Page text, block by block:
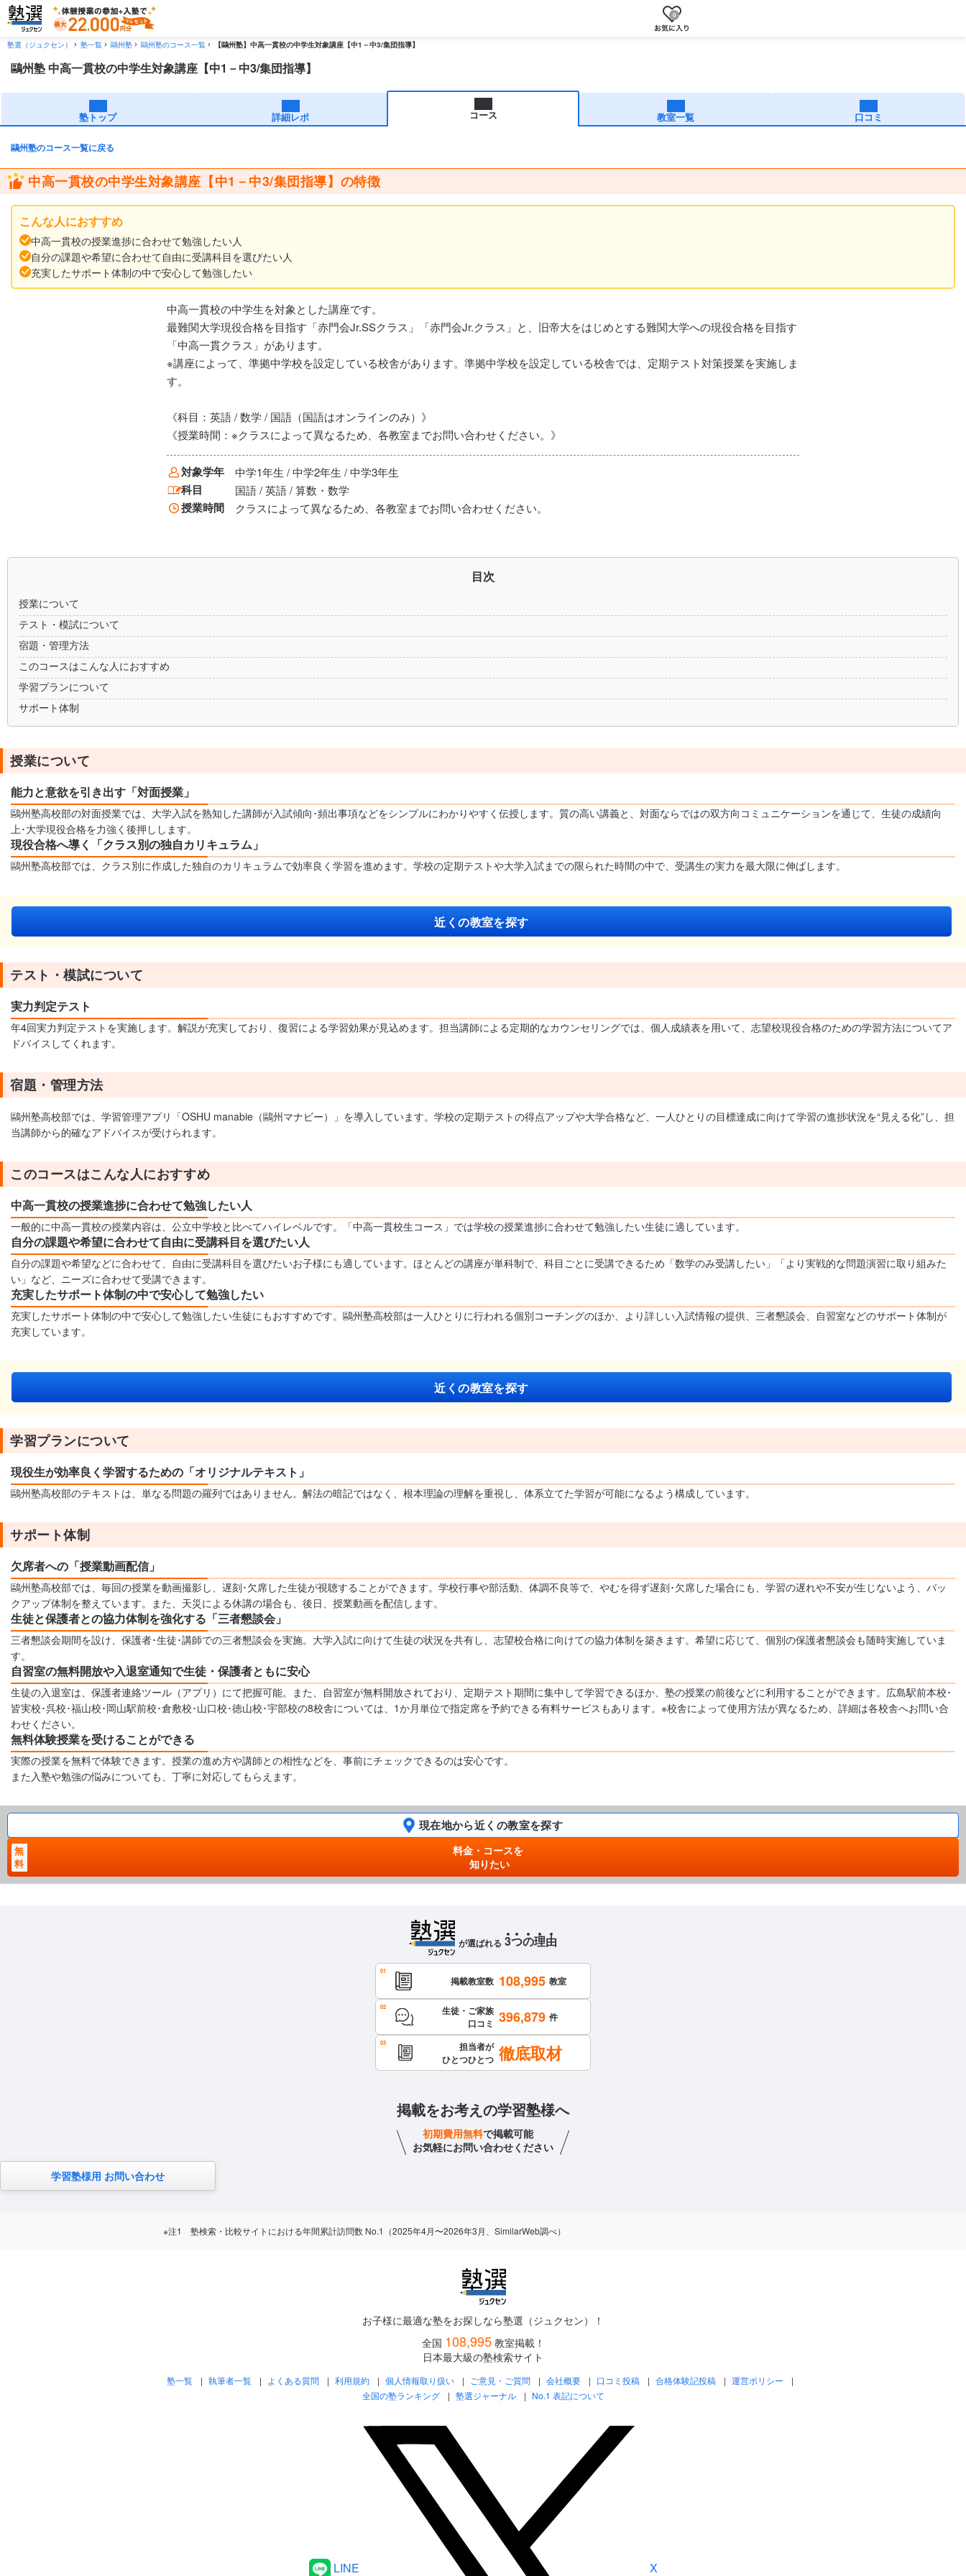
0
塾選（ジュクセン） 塾一覧 鷗州塾 鷗州塾のコース一覧 【鷗州塾】中高一貫校の中学生対象講座【中1－中3/集団指導】
鷗州塾 中高一貫校の中学生対象講座【中1－中3/集団指導】
塾トップ 詳細レポ コース 教室一覧 口コミ
鷗州塾のコース一覧に戻る
中高一貫校の中学生対象講座【中1－中3/集団指導】の特徴
こんな人におすすめ
中高一貫校の授業進捗に合わせて勉強したい人
自分の課題や希望に合わせて自由に受講科目を選びたい人
充実したサポート体制の中で安心して勉強したい
中高一貫校の中学生を対象とした講座です。
最難関大学現役合格を目指す「赤門会Jr.SSクラス」「赤門会Jr.クラス」と、旧帝大をはじめとする難関大学への現役合格を目指す
「中高一貫クラス」があります。
※講座によって、準拠中学校を設定している校舎があります。準拠中学校を設定している校舎では、定期テスト対策授業を実施しま
す。
《科目：英語 / 数学 / 国語（国語はオンラインのみ）》
《授業時間：※クラスによって異なるため、各教室までお問い合わせください。》
対象学年 中学1年生 / 中学2年生 / 中学3年生
科目 国語 / 英語 / 算数・数学
授業時間 クラスによって異なるため、各教室までお問い合わせください。
目次
授業について
テスト・模試について
宿題・管理方法
このコースはこんな人におすすめ
学習プランについて
サポート体制
授業について
能力と意欲を引き出す「対面授業」
鷗州塾高校部の対面授業では、大学入試を熟知した講師が入試傾向･頻出事項などをシンプルにわかりやすく伝授します。質の高い講義と、対面ならではの双方向コミュニケーションを通じて、生徒の成績向
上･大学現役合格を力強く後押しします。
現役合格へ導く「クラス別の独自カリキュラム」
鷗州塾高校部では、クラス別に作成した独自のカリキュラムで効率良く学習を進めます。学校の定期テストや大学入試までの限られた時間の中で、受講生の実力を最大限に伸ばします。
近くの教室を探す
テスト・模試について
実力判定テスト
年4回実力判定テストを実施します。解説が充実しており、復習による学習効果が見込めます。担当講師による定期的なカウンセリングでは、個人成績表を用いて、志望校現役合格のための学習方法についてア
ドバイスしてくれます。
宿題・管理方法
鷗州塾高校部では、学習管理アプリ「OSHU manabie（鷗州マナビー）」を導入しています。学校の定期テストの得点アップや大学合格など、一人ひとりの目標達成に向けて学習の進捗状況を“見える化”し、担
当講師から的確なアドバイスが受けられます。
このコースはこんな人におすすめ
中高一貫校の授業進捗に合わせて勉強したい人
一般的に中高一貫校の授業内容は、公立中学校と比べてハイレベルです。「中高一貫校生コース」では学校の授業進捗に合わせて勉強したい生徒に適しています。
自分の課題や希望に合わせて自由に受講科目を選びたい人
自分の課題や希望などに合わせて、自由に受講科目を選びたいお子様にも適しています。ほとんどの講座が単科制で、科目ごとに受講できるため「数学のみ受講したい」「より実戦的な問題演習に取り組みた
い」など、ニーズに合わせて受講できます。
充実したサポート体制の中で安心して勉強したい
充実したサポート体制の中で安心して勉強したい生徒にもおすすめです。鷗州塾高校部は一人ひとりに行われる個別コーチングのほか、より詳しい入試情報の提供、三者懇談会、自習室などのサポート体制が
充実しています。
近くの教室を探す
学習プランについて
現役生が効率良く学習するための「オリジナルテキスト」
鷗州塾高校部のテキストは、単なる問題の羅列ではありません。解法の暗記ではなく、根本理論の理解を重視し、体系立てた学習が可能になるよう構成しています。
サポート体制
欠席者への「授業動画配信」
鷗州塾高校部では、毎回の授業を動画撮影し、遅刻･欠席した生徒が視聴することができます。学校行事や部活動、体調不良等で、やむを得ず遅刻･欠席した場合にも、学習の遅れや不安が生じないよう、バッ
クアップ体制を整えています。また、天災による休講の場合も、後日、授業動画を配信します。
生徒と保護者との協力体制を強化する「三者懇談会」
三者懇談会期間を設け、保護者･生徒･講師での三者懇談会を実施。大学入試に向けて生徒の状況を共有し、志望校合格に向けての協力体制を築きます。希望に応じて、個別の保護者懇談会も随時実施していま
す。
自習室の無料開放や入退室通知で生徒・保護者ともに安心
生徒の入退室は、保護者連絡ツール（アプリ）にて把握可能。また、自習室が無料開放されており、定期テスト期間に集中して学習できるほか、塾の授業の前後などに利用することができます。広島駅前本校･
皆実校･呉校･福山校･岡山駅前校･倉敷校･山口校･徳山校･宇部校の8校舎については、1か月単位で指定席を予約できる有料サービスもあります。※校舎によって使用方法が異なるため、詳細は各校舎へお問い合
わせください。
無料体験授業を受けることができる
実際の授業を無料で体験できます。授業の進め方や講師との相性などを、事前にチェックできるのは安心です。
また入塾や勉強の悩みについても、丁寧に対応してもらえます。
現在地から近くの教室を探す
無
料
料金・コースを
知りたい
が選ばれる 3つの理由
掲載教室数 108,995 教室
生徒・ご家族
口コミ 396,879 件
担当者が
ひとつひとつ 徹底取材
掲載をお考えの学習塾様へ
初期費用無料で掲載可能
お気軽にお問い合わせください
学習塾様用 お問い合わせ
※注1 塾検索・比較サイトにおける年間累計訪問数 No.1（2025年4月〜2026年3月、SimilarWeb調べ）
お子様に最適な塾をお探しなら塾選（ジュクセン）！
全国 108,995 教室掲載！
日本最大級の塾検索サイト
塾一覧 執筆者一覧 よくある質問 利用規約 個人情報取り扱い ご意見・ご質問 会社概要 口コミ投稿 合格体験記投稿
運営ポリシー
全国の塾ランキング
塾選ジャーナル No.1 表記について
LINE X